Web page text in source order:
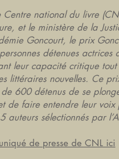
national du livre
et le ministère de la
Goncourt, le prix
détenues actrices
leur capacité critique
littéraires nouvelles. Ce
600 détenus de se
de faire entendre leur voix
auteurs sélectionnés par
de presse de CNL ici